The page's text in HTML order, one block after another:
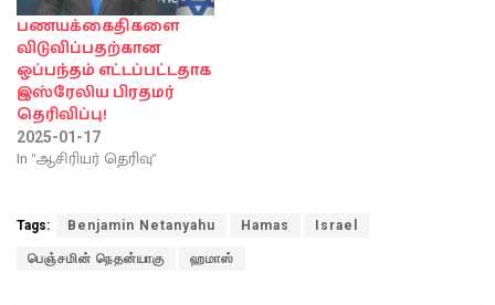
பணயக்கைதிகளை
விடுவிப்பதற்கான
ஒப்பந்தம் எட்டப்பட்டதாக
இஸ்ரேலிய பிரதமர்
தெரிவிப்பு!
2025-01-17
In "ஆசிரியர் தெரிவு"
Tags: Benjamin Netanyahu Hamas Israel
பெஞ்சமின் நெதன்யாகு ஹமாஸ்